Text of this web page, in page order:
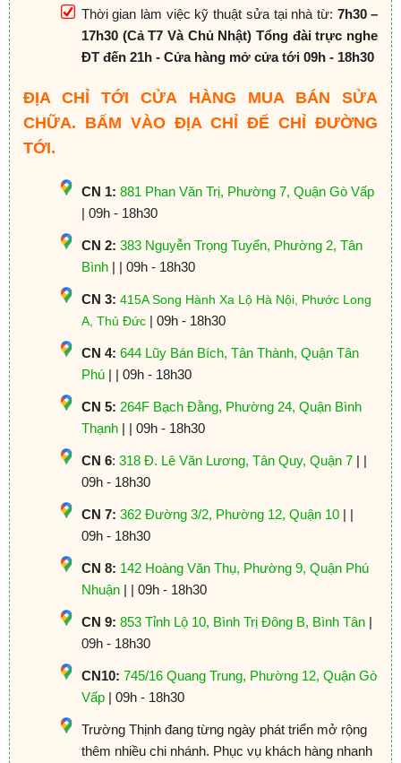
Thời gian làm việc kỹ thuật sửa tại nhà từ: 7h30 –
17h30 (Cả T7 Và Chủ Nhật) Tổng đài trực nghe
ĐT đến 21h - Cửa hàng mở cửa tới 09h - 18h30
ĐỊA CHỈ TỚI CỬA HÀNG MUA BÁN SỬA
CHỮA. BẤM VÀO ĐỊA CHỈ ĐỂ CHỈ ĐƯỜNG
TỚI.
CN 1: 881 Phan Văn Trị, Phường 7, Quận Gò Vấp
| 09h - 18h30
CN 2: 383 Nguyễn Trọng Tuyển, Phường 2, Tân
Bình| | 09h - 18h30
CN 3: 415A Song Hành Xa Lộ Hà Nội, Phước Long
A, Thủ Đức| 09h - 18h30
CN 4: 644 Lũy Bán Bích, Tân Thành, Quận Tân
Phú| | 09h - 18h30
CN 5: 264F Bạch Đằng, Phường 24, Quận Bình
Thạnh| | 09h - 18h30
CN 6: 318 Đ. Lê Văn Lương, Tân Quy, Quận 7| |
09h - 18h30
CN 7: 362 Đường 3/2, Phường 12, Quận 10| |
09h - 18h30
CN 8: 142 Hoàng Văn Thụ, Phường 9, Quận Phú
Nhuận| | 09h - 18h30
CN 9: 853 Tỉnh Lộ 10, Bình Trị Đông B, Bình Tân|
09h - 18h30
CN10: 745/16 Quang Trung, Phường 12, Quận Gò
Vấp| 09h - 18h30
Trường Thịnh đang từng ngày phát triển mở rộng
thêm nhiều chi nhánh. Phục vụ khách hàng nhanh